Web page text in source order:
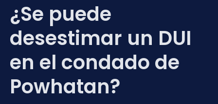
¿Se puede
desestimar un DUI
en el condado de
Powhatan?